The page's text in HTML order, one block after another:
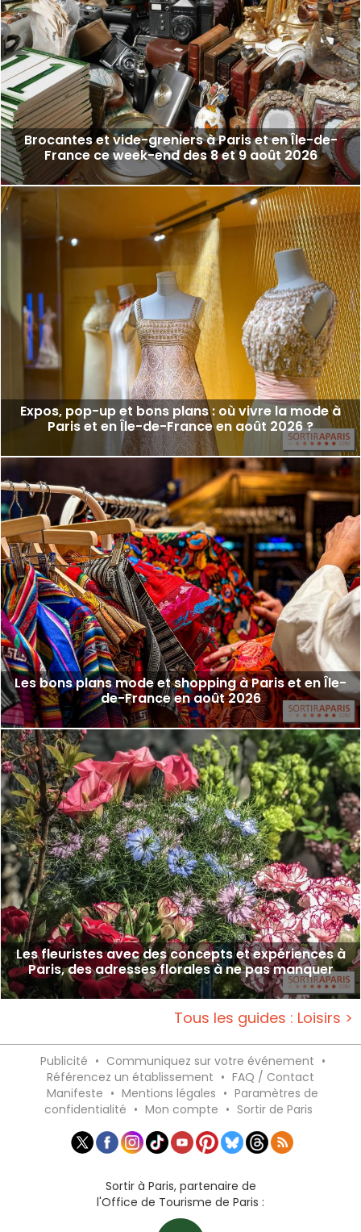
Brocantes et vide-greniers à Paris et en Île-de-
France ce week-end des 8 et 9 août 2026
Expos, pop-up et bons plans : où vivre la mode à
Paris et en Île-de-France en août 2026 ?
Les bons plans mode et shopping à Paris et en Île-
de-France en août 2026
Les fleuristes avec des concepts et expériences à
Paris, des adresses florales à ne pas manquer
Tous les guides : Loisirs >
Publicité • Communiquez sur votre événement •
Référencez un établissement • FAQ / Contact
Manifeste • Mentions légales • Paramètres de
confidentialité • Mon compte • Sortir de Paris
Sortir à Paris, partenaire de
l'Office de Tourisme de Paris :